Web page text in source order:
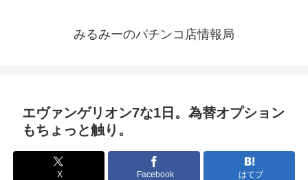
みるみーのパチンコ店情報局
エヴァンゲリオン7な1日。為替オプション
もちょっと触り。
X Facebook はてブ